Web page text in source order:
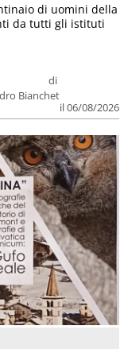
di
Bianchet
il 06/08/2026
di uomini della
da tutti gli istituti